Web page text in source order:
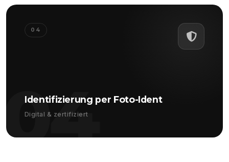
04
04
Identifizierung per Foto-Ident
Digital & zertifiziert